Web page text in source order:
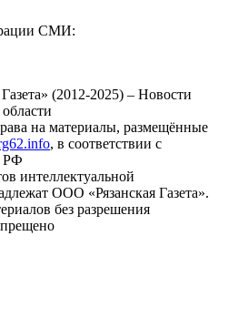
СМИ:
(2012-2025) – Новости
на материалы, размещённые
, в соответствии с
РФ
интеллектуальной
ООО «Рязанская Газета».
без разрешения